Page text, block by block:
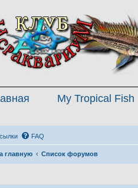
My Tropical Fish
FAQ
главную Список форумов